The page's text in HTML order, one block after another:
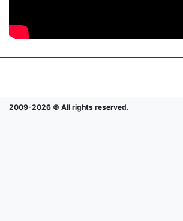
2009-2026 © All rights reserved.